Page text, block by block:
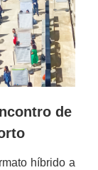
de
híbrido a